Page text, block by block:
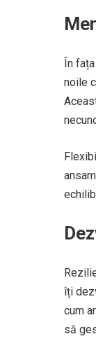
În
noile
îți
cum
să